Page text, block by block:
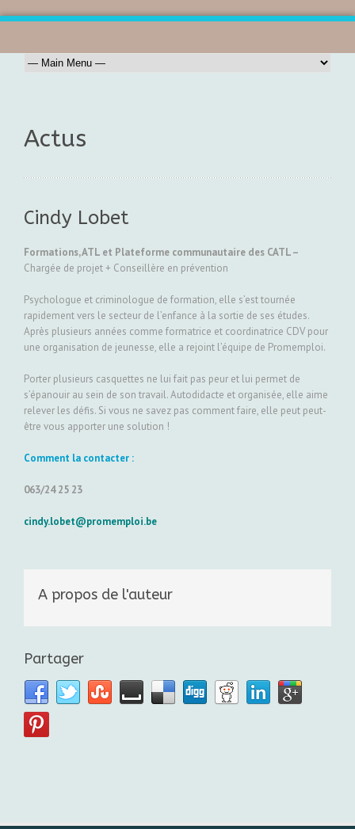
Actus
Cindy Lobet
Formations, ATL et Plateforme communautaire des CATL –
Chargée de projet + Conseillère en prévention
Psychologue et criminologue de formation, elle s’est tournée
rapidement vers le secteur de l’enfance à la sortie de ses études.
Après plusieurs années comme formatrice et coordinatrice CDV pour
une organisation de jeunesse, elle a rejoint l’équipe de Promemploi.
Porter plusieurs casquettes ne lui fait pas peur et lui permet de
s’épanouir au sein de son travail. Autodidacte et organisée, elle aime
relever les défis. Si vous ne savez pas comment faire, elle peut peut-
être vous apporter une solution !
Comment la contacter :
063/24 25 23
cindy.lobet@promemploi.be
A propos de l'auteur
Partager